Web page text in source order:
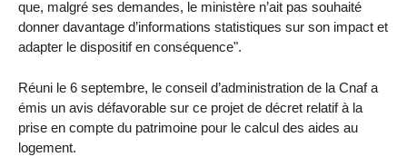
que, malgré ses demandes, le ministère n’ait pas souhaité
donner davantage d’informations statistiques sur son impact et
adapter le dispositif en conséquence".
Réuni le 6 septembre, le conseil d’administration de la Cnaf a
émis un avis défavorable sur ce projet de décret relatif à la
prise en compte du patrimoine pour le calcul des aides au
logement.